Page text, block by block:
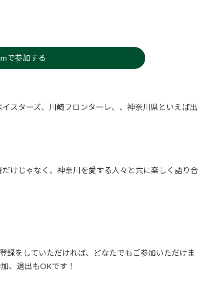
で参加する
スターズ、川崎フロンターレ、、神奈川県といえば出
けじゃなく、神奈川を愛する人々と共に楽しく語り合
をしていただければ、どなたでもご参加いただけま
、退出もOKです！